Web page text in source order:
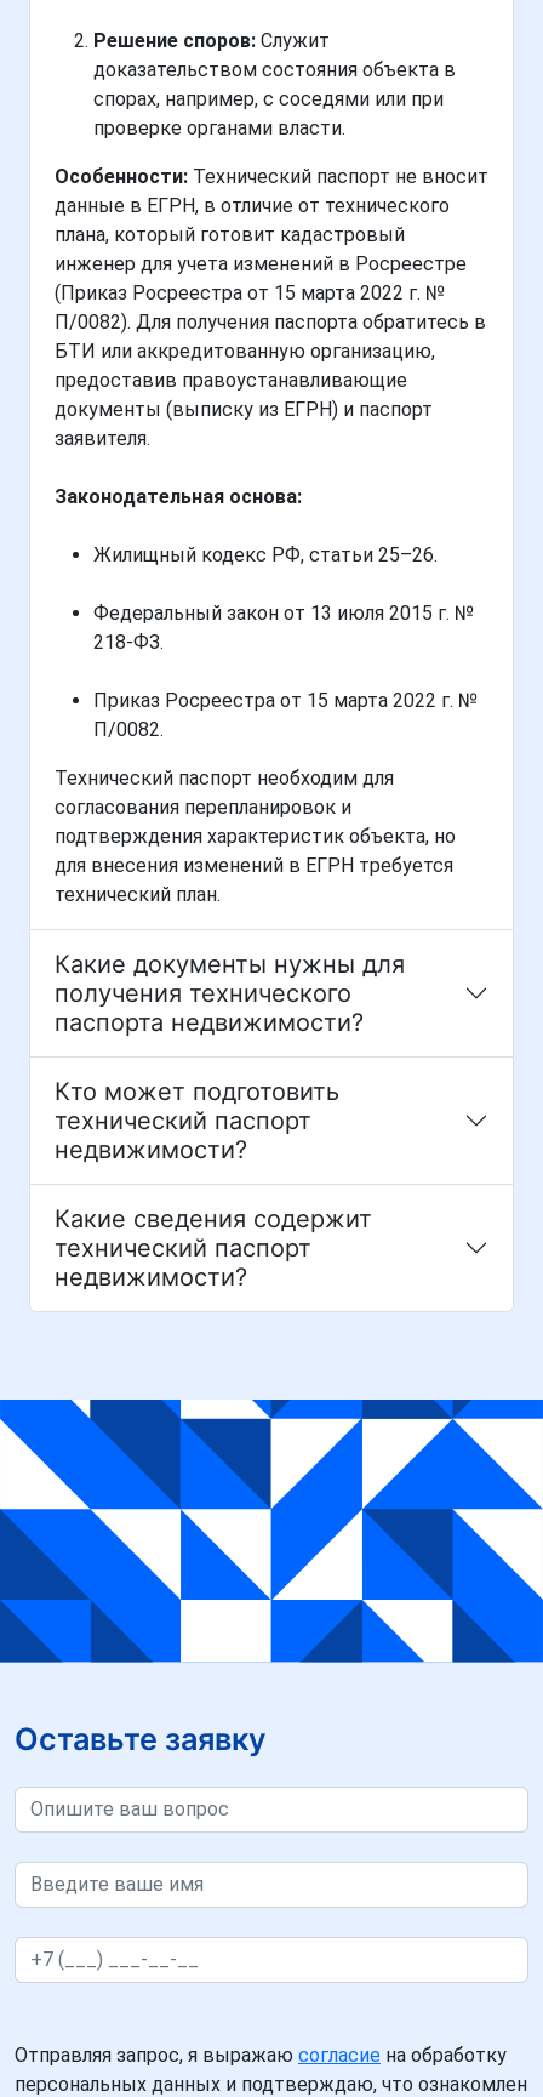
Решение споров: Служит
доказательством состояния объекта в
спорах, например, с соседями или при
проверке органами власти.
Особенности: Технический паспорт не вносит
данные в ЕГРН, в отличие от технического
плана, который готовит кадастровый
инженер для учета изменений в Росреестре
(Приказ Росреестра от 15 марта 2022 г. №
П/0082). Для получения паспорта обратитесь в
БТИ или аккредитованную организацию,
предоставив правоустанавливающие
документы (выписку из ЕГРН) и паспорт
заявителя.
Законодательная основа:
Жилищный кодекс РФ, статьи 25–26.
Федеральный закон от 13 июля 2015 г. №
218-ФЗ.
Приказ Росреестра от 15 марта 2022 г. №
П/0082.
Технический паспорт необходим для
согласования перепланировок и
подтверждения характеристик объекта, но
для внесения изменений в ЕГРН требуется
технический план.
Какие документы нужны для
получения технического
паспорта недвижимости?
Кто может подготовить
технический паспорт
недвижимости?
Какие сведения содержит
технический паспорт
недвижимости?
Оставьте заявку
Отправляя запрос, я выражаю согласие на обработку
персональных данных и подтверждаю, что ознакомлен